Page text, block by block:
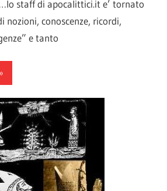
staff di apocalittici.it e’ tornato
nozioni, conoscenze, ricordi,
e tanto